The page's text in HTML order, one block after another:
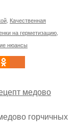
Качественная
на герметизацию
нюансы
горчичных